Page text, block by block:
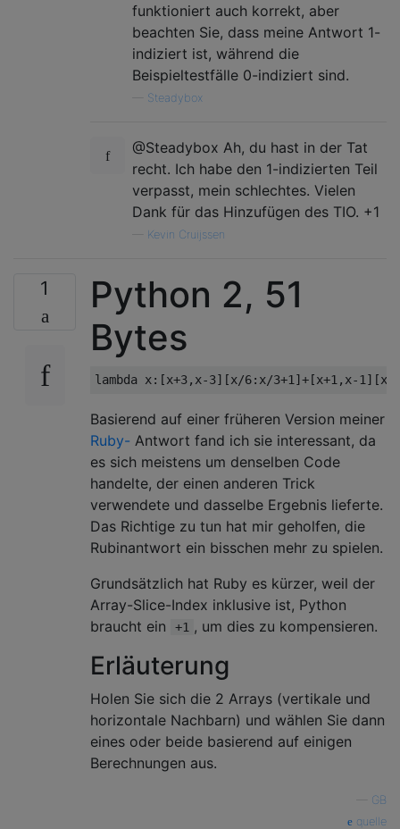
funktioniert auch korrekt, aber
beachten Sie, dass meine Antwort 1-
indiziert ist, während die
Beispieltestfälle 0-indiziert sind.
Steadybox
@Steadybox Ah, du hast in der Tat
recht. Ich habe den 1-indizierten Teil
verpasst, mein schlechtes. Vielen
Dank für das Hinzufügen des TIO. +1
Kevin Cruijssen
1
Python 2, 51
Bytes
Basierend auf einer früheren Version meiner
Ruby- Antwort fand ich sie interessant, da
es sich meistens um denselben Code
handelte, der einen anderen Trick
verwendete und dasselbe Ergebnis lieferte.
Das Richtige zu tun hat mir geholfen, die
Rubinantwort ein bisschen mehr zu spielen.
Grundsätzlich hat Ruby es kürzer, weil der
Array-Slice-Index inklusive ist, Python
braucht ein
+1 , um dies zu kompensieren.
Erläuterung
Holen Sie sich die 2 Arrays (vertikale und
horizontale Nachbarn) und wählen Sie dann
eines oder beide basierend auf einigen
Berechnungen aus.
GB
quelle